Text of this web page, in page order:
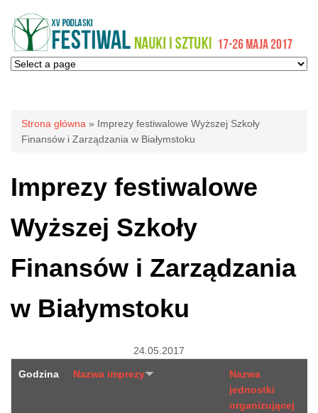
Jesteś tutaj
Strona główna » Imprezy festiwalowe Wyższej Szkoły
Finansów i Zarządzania w Białymstoku
Imprezy festiwalowe
Wyższej Szkoły
Finansów i Zarządzania
w Białymstoku
24.05.2017
Godzina Nazwa imprezy
Nazwa
jednostki
organizującej